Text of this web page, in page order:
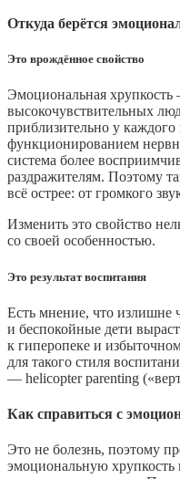
Откуда берётся
Это врождённое свойство
Эмоциональная хрупкость
высокочувствительных
приблизительно у каждого
функционированием
система более
раздражителям. Поэтому
всё острее: от громкого
Изменить это свойство
со своей особенностью.
Это результат воспитания
Есть мнение, что излишне
и беспокойные дети
к гиперопеке и
для такого стиля
— helicopter parenting
Как справиться с
Это не болезнь, поэтому
эмоциональную хрупкость